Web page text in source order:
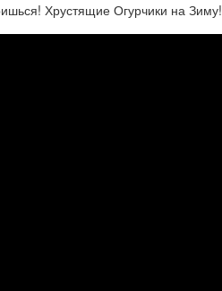
Хрустящие Огурчики на Зиму!